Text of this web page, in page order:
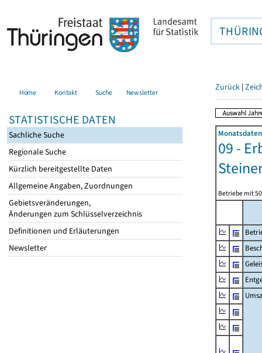
Home Kontakt Suche Newsletter
STATISTISCHE DATEN
Sachliche Suche
Regionale Suche
Kürzlich bereitgestellte Daten
Allgemeine Angaben, Zuordnungen
Gebietsveränderungen,
Änderungen zum Schlüsselverzeichnis
Definitionen und Erläuterungen
Newsletter
Zurück |
09 -
Betriebe mit